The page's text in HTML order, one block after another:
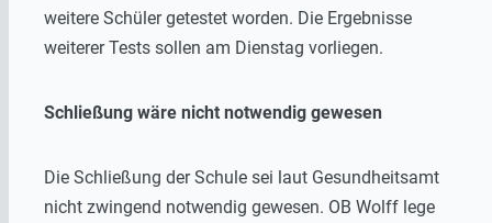
weitere Schüler getestet worden. Die Ergebnisse
weiterer Tests sollen am Dienstag vorliegen.
Schließung wäre nicht notwendig gewesen
Die Schließung der Schule sei laut Gesundheitsamt
nicht zwingend notwendig gewesen. OB Wolff lege